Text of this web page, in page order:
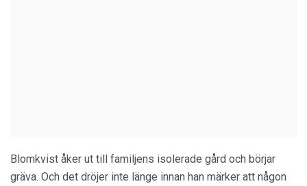
Blomkvist åker ut till familjens isolerade gård och börjar
gräva. Och det dröjer inte länge innan han märker att någon